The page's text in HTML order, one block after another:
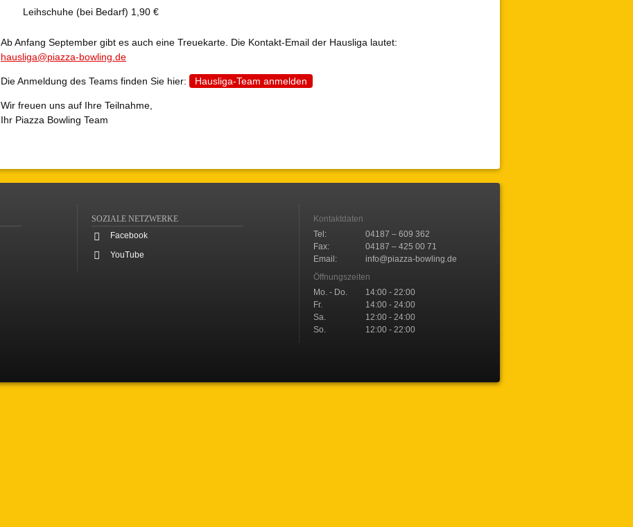
Leihschuhe (bei Bedarf) 1,90 €
Ab Anfang September gibt es auch eine Treuekarte. Die Kontakt-Email der Hausliga lautet:
hausliga@piazza-bowling.de
Die Anmeldung des Teams finden Sie hier: Hausliga-Team anmelden
Wir freuen uns auf Ihre Teilnahme,
Ihr Piazza Bowling Team
SOZIALE NETZWERKE
Facebook
YouTube
Kontaktdaten
Tel:
04187 – 609 362
Fax:
04187 – 425 00 71
Email:
info@piazza-bowling.de
Öffnungszeiten
Mo. - Do.
14:00 - 22:00
Fr.
14:00 - 24:00
Sa.
12:00 - 24:00
So.
12:00 - 22:00